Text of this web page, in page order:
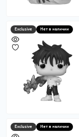
Exclusive Нет в наличии
Exclusive Нет в наличии